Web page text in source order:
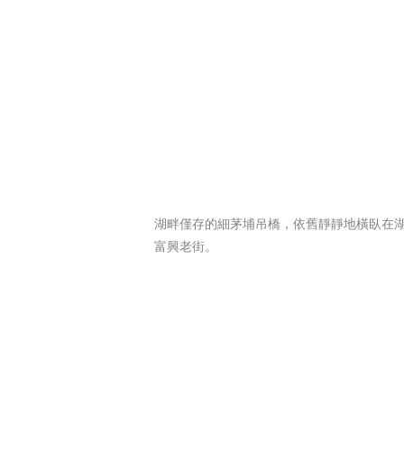
湖畔僅存的細茅埔吊橋，依舊靜靜地橫臥在
富興老街。